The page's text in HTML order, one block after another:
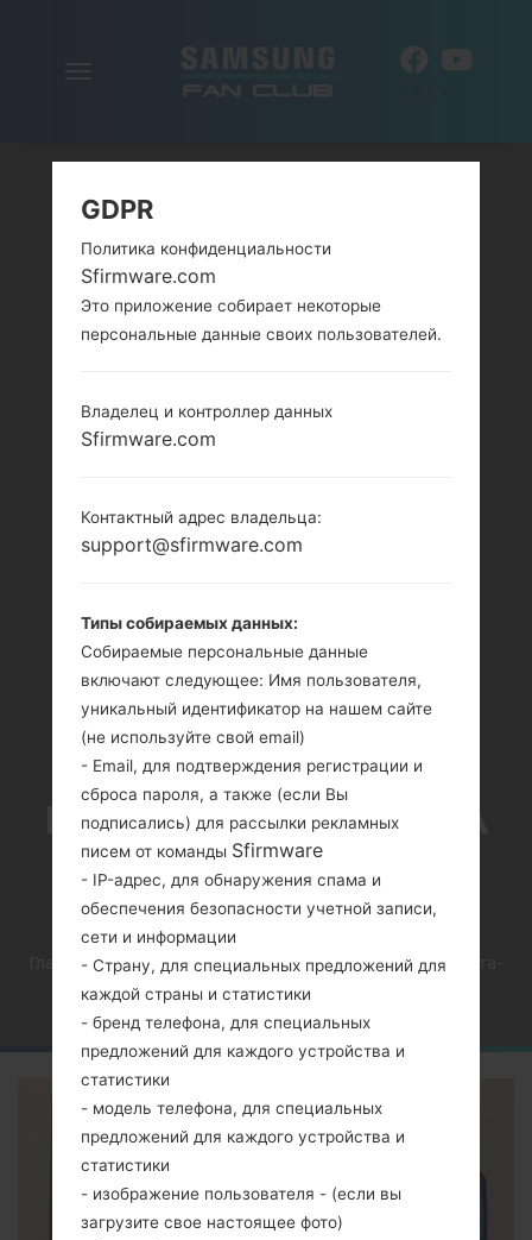
GALAXY S20 СКОРО
ПОЛУЧИТ БЕТА-
ВЕРСИЮ ONE UI 4 НА
БАЗЕ ANDROID 12
Главная →Новости →Galaxy S20 скоро получит бета-
версию One UI 4 на базе Android 12
GDPR
Политика конфиденциальности
Sfirmware.com
Это приложение собирает некоторые
персональные данные своих пользователей.
Владелец и контроллер данных
Sfirmware.com
Контактный адрес владельца:
support@sfirmware.com
Типы собираемых данных:
Собираемые персональные данные
включают следующее: Имя пользователя,
уникальный идентификатор на нашем сайте
(не используйте свой email)
- Email, для подтверждения регистрации и
сброса пароля, а также (если Вы
подписались) для рассылки рекламных
писем от команды Sfirmware
- IP-адрес, для обнаружения спама и
обеспечения безопасности учетной записи,
сети и информации
- Страну, для специальных предложений для
каждой страны и статистики
- бренд телефона, для специальных
предложений для каждого устройства и
статистики
- модель телефона, для специальных
предложений для каждого устройства и
статистики
- изображение пользователя - (если вы
загрузите свое настоящее фото)